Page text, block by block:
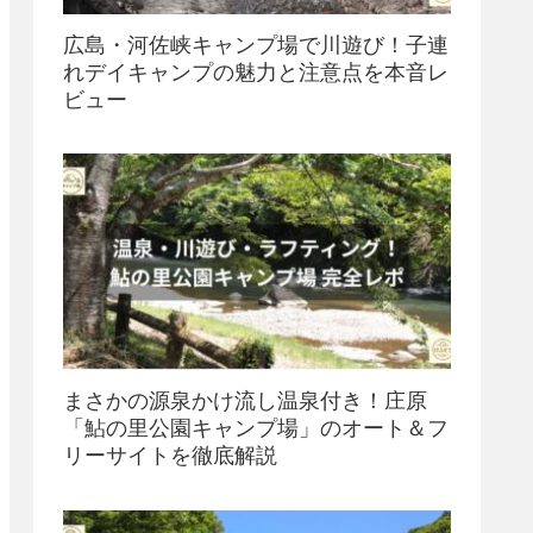
広島・河佐峡キャンプ場で川遊び！子連
れデイキャンプの魅力と注意点を本音レ
ビュー
まさかの源泉かけ流し温泉付き！庄原
「鮎の里公園キャンプ場」のオート＆フ
リーサイトを徹底解説